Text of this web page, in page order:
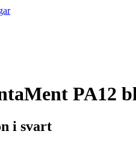
PA12
i svart